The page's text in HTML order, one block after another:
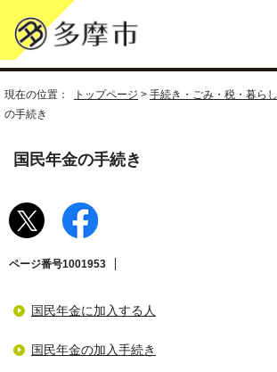
現在の位置： トップページ > 手続き・ごみ・税・暮らし
の手続き
国民年金の手続き
ページ番号1001953
国民年金に加入する人
国民年金の加入手続き